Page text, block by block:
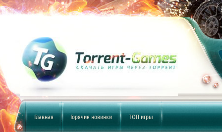
Главная Горячие новинки ТОП игры